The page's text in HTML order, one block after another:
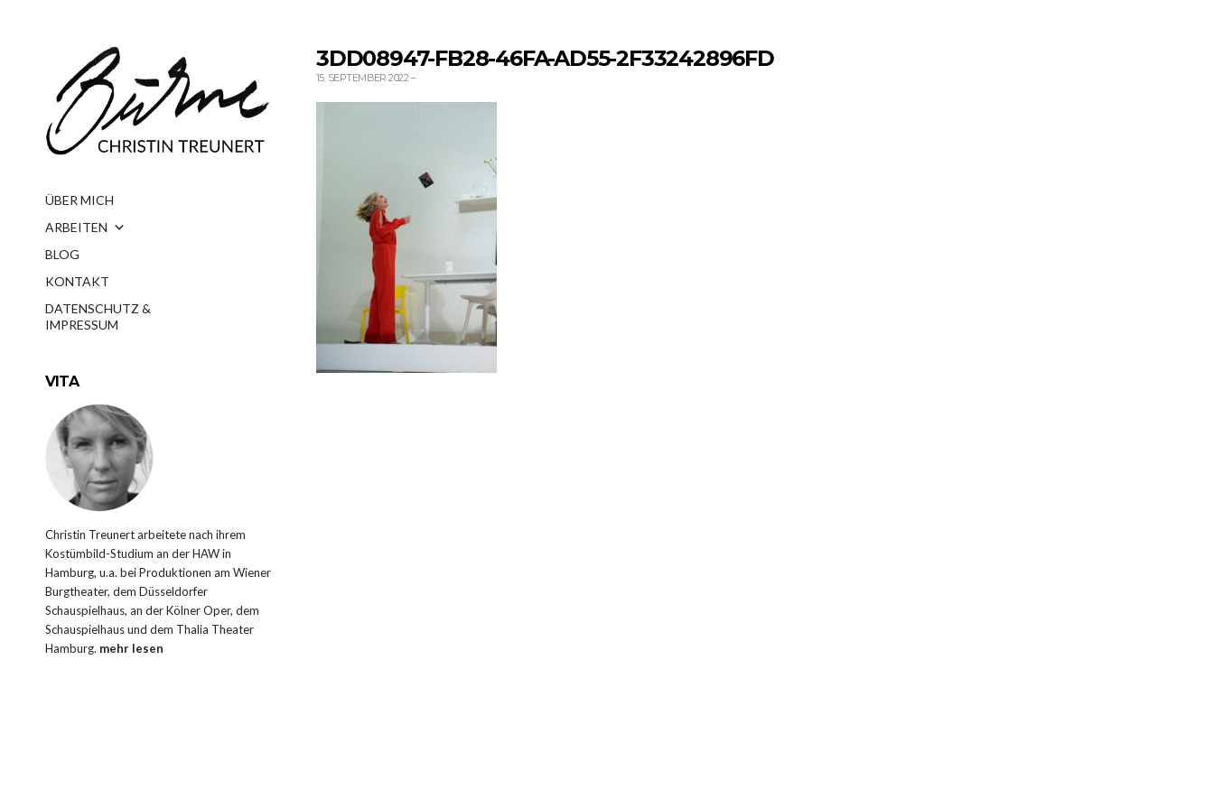
ÜBER MICH
ARBEITEN
BLOG
KONTAKT
DATENSCHUTZ &
IMPRESSUM
VITA
Christin Treunert arbeitete nach ihrem
Kostümbild-Studium an der HAW in
Hamburg, u.a. bei Produktionen am Wiener
Burgtheater, dem Düsseldorfer
Schauspielhaus, an der Kölner Oper, dem
Schauspielhaus und dem Thalia Theater
Hamburg. mehr lesen
3DD08947-FB28-46FA-AD55-2F33242896FD
15. SEPTEMBER 2022–